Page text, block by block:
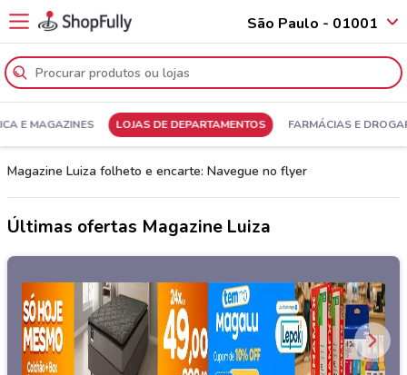
São Paulo - 01001
E MAGAZINES LOJAS DE DEPARTAMENTOS FARMÁCIAS E
Magazine Luiza folheto e encarte: Navegue no flyer
Últimas ofertas Magazine Luiza